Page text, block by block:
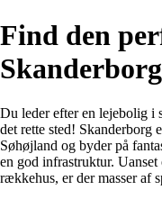
Find den
Du leder efter en lejebolig i
det rette sted! Skanderborg
Søhøjland og byder på
en god infrastruktur.
rækkehus, er der masser af